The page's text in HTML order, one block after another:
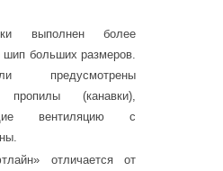
выполнен более
шип больших размеров.
предусмотрены
пропилы (канавки),
вентиляцию с
отличается от